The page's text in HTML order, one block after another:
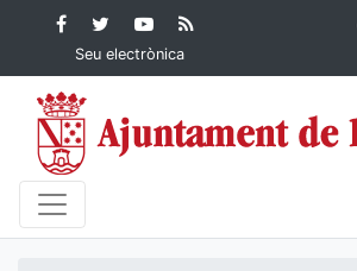
Contingut principalFacebook
Ajuntament de Dénia
Twitter
Ajuntament de
Dénia
YouTube
Ajuntament
de Dénia
Ajuntament
Seu electrònica